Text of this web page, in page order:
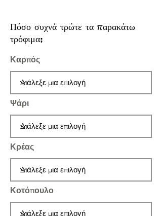
Πόσο συχνά τρώτε τα παρακάτω
τρόφιμα;
Καρπός
Ψάρι
Κρέας
Κοτόπουλο